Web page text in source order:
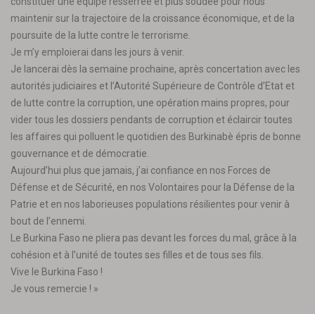
maintenir sur la trajectoire de la croissance économique, et de la
poursuite de la lutte contre le terrorisme.
Je m’y emploierai dans les jours à venir.
Je lancerai dès la semaine prochaine, après concertation avec les
autorités judiciaires et l’Autorité Supérieure de Contrôle d’Etat et
de lutte contre la corruption, une opération mains propres, pour
vider tous les dossiers pendants de corruption et éclaircir toutes
les affaires qui polluent le quotidien des Burkinabè épris de bonne
gouvernance et de démocratie.
Aujourd’hui plus que jamais, j’ai confiance en nos Forces de
Défense et de Sécurité, en nos Volontaires pour la Défense de la
Patrie et en nos laborieuses populations résilientes pour venir à
bout de l’ennemi.
Le Burkina Faso ne pliera pas devant les forces du mal, grâce à la
cohésion et à l’unité de toutes ses filles et de tous ses fils.
Vive le Burkina Faso !
Je vous remercie ! »